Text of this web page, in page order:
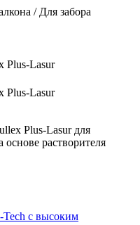
/ Для забора
Plus-Lasur
Plus-Lasur
Plus-Lasur для
растворителя